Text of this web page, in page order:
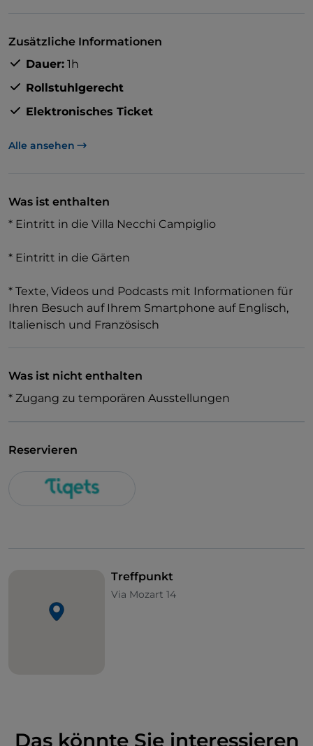
Kunstwerke, die Sie nicht verpassen sollten.
Zusätzliche Informationen
Dauer: 1h
Rollstuhlgerecht
Elektronisches Ticket
Alle ansehen
Was ist enthalten
* Eintritt in die Villa Necchi Campiglio
* Eintritt in die Gärten
* Texte, Videos und Podcasts mit Informationen für
Ihren Besuch auf Ihrem Smartphone auf Englisch,
Italienisch und Französisch
Was ist nicht enthalten
* Zugang zu temporären Ausstellungen
Reservieren
Treffpunkt
Via Mozart 14
Das könnte Sie interessieren